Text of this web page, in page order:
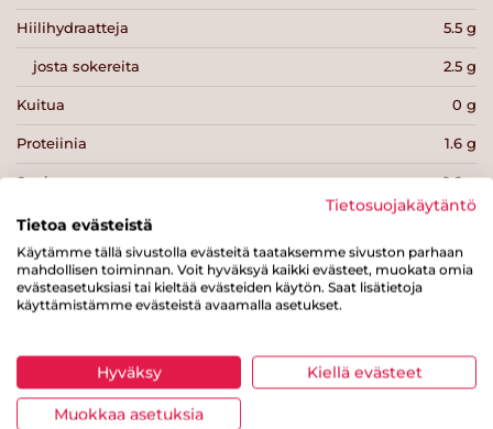
Hiilihydraatteja 5.5 g
josta sokereita 2.5 g
Kuitua 0 g
Proteiinia 1.6 g
Suolaa 0.2 g
Tulosta sivu Jaa tuote
Tietosuojakäytäntö
Tietoa evästeistä
Käytämme tällä sivustolla evästeitä taataksemme sivuston parhaan
mahdollisen toiminnan. Voit hyväksyä kaikki evästeet, muokata omia
evästeasetuksiasi tai kieltää evästeiden käytön. Saat lisätietoja
käyttämistämme evästeistä avaamalla asetukset.
Hyväksy Kiellä evästeet
Muokkaa asetuksia